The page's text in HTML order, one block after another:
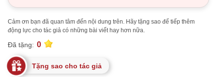
Cảm ơn bạn đã quan tâm đến nội dung trên. Hãy tặng sao để tiếp thêm
động lực cho tác giả có những bài viết hay hơn nữa.
Đã tặng: 0
Tặng sao cho tác giả